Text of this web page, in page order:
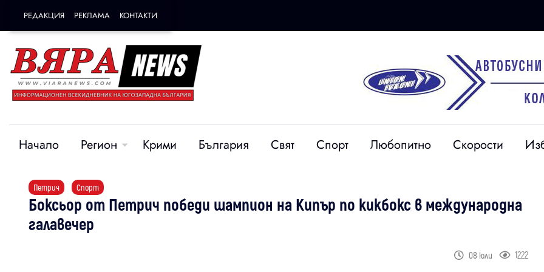
РЕДАКЦИЯ РЕКЛАМА КОНТАКТИ
Начало Регион Крими България Свят Спорт Любопитно Скорости
Петрич Спорт
Боксьор от Петрич победи шампион на Кипър по кикбокс в международна
галавечер
08 юли 1222